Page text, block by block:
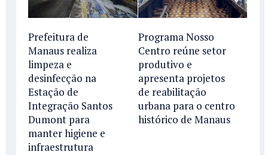
Prefeitura de
Manaus realiza
limpeza e
desinfecção na
Estação de
Integração Santos
Dumont para
manter higiene e
infraestrutura
Programa Nosso
Centro reúne setor
produtivo e
apresenta projetos
de reabilitação
urbana para o centro
histórico de Manaus